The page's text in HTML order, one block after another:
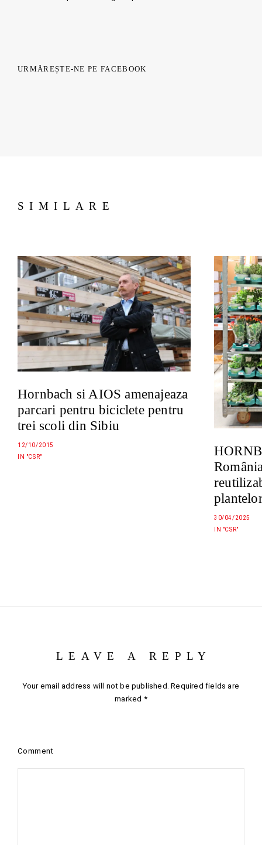
URMĂREȘTE-NE PE FACEBOOK
SIMILARE
Hornbach si AIOS amenajeaza
parcari pentru biciclete pentru
trei scoli din Sibiu
12/10/2015
IN "CSR"
30/04/2025
IN "CSR"
LEAVE A REPLY
Your email address will not be published. Required fields are
marked *
Comment